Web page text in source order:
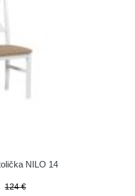
NILO 14
124 €